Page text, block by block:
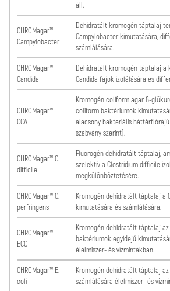
áll.
CHROMagar™
Campylobacter
Dehidratált kromogén táptalaj
Campylobacter kimutatására,
számlálására.
CHROMagar™
Candida
Dehidratált kromogén táptalaj a
Candida fajok izolálására és
CHROMagar™
CCA
Kromogén coliform agar ß-
coliform baktériumok
alacsony bakteriális háttérflórájú
szabvány szerint).
CHROMagar™ C.
difficile
Fluorogén dehidratált táptalaj,
szelektív a Clostridium difficile
megkülönböztetésére.
CHROMagar™ C.
perfringens
Kromogén dehidratált táptalaj a
kimutatására és számlálására.
CHROMagar™
ECC
Kromogén dehidratált táptalaj
baktériumok egyidejű
élelmiszer- és vízmintákban.
CHROMagar™ E.
coli
Kromogén dehidratált táptalaj
számlálására élelmiszer- és